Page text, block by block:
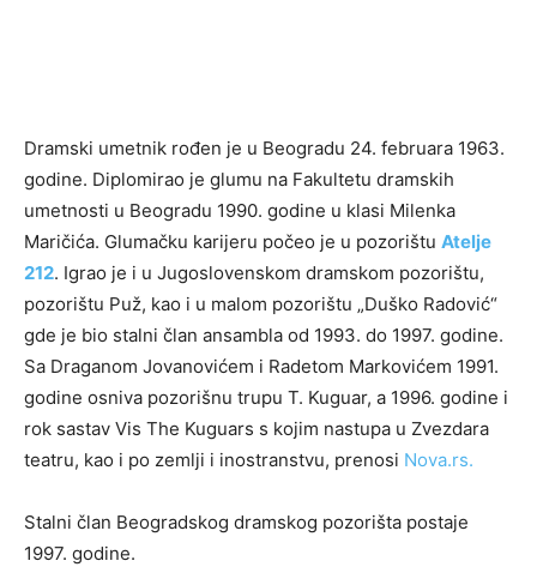
Dramski umetnik rođen je u Beogradu 24. februara 1963.
godine. Diplomirao je glumu na Fakultetu dramskih
umetnosti u Beogradu 1990. godine u klasi Milenka
Maričića. Glumačku karijeru počeo je u pozorištu Atelje
212. Igrao je i u Jugoslovenskom dramskom pozorištu,
pozorištu Puž, kao i u malom pozorištu „Duško Radović“
gde je bio stalni član ansambla od 1993. do 1997. godine.
Sa Draganom Jovanovićem i Radetom Markovićem 1991.
godine osniva pozorišnu trupu T. Kuguar, a 1996. godine i
rok sastav Vis The Kuguars s kojim nastupa u Zvezdara
teatru, kao i po zemlji i inostranstvu, prenosi Nova.rs.
Stalni član Beogradskog dramskog pozorišta postaje
1997. godine.